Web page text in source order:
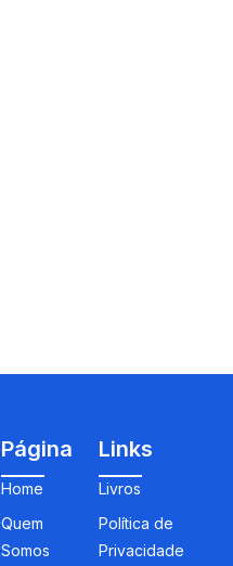
Página
Home
Quem
Somos
Links
Livros
Política de
Privacidade